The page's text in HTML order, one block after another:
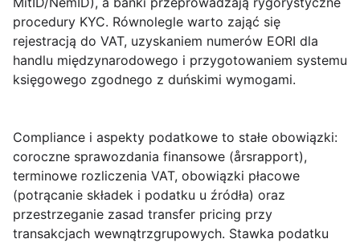
procedury KYC. Równolegle warto zająć się
rejestracją do VAT, uzyskaniem numerów EORI dla
handlu międzynarodowego i przygotowaniem systemu
księgowego zgodnego z duńskimi wymogami.
Compliance i aspekty podatkowe to stałe obowiązki:
coroczne sprawozdania finansowe (årsrapport),
terminowe rozliczenia VAT, obowiązki płacowe
(potrącanie składek i podatku u źródła) oraz
przestrzeganie zasad transfer pricing przy
transakcjach wewnątrzgrupowych. Stawka podatku